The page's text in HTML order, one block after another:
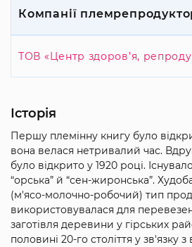
Компанії
ТОВ «Центр здоров’я,
Історія
Першу племінну книгу було
вона велася нетривалий час.
було відкрито у 1920 році.
“орська” й “сен-жиронська”.
(м'ясо-молочно-робочий) тип
використовувалася для
заготівля деревини у гірських
половині 20-го століття у зв'язку